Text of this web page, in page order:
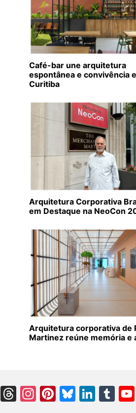
Café-bar une arquitetura
espontânea e convivência
Curitiba
Arquitetura Corporativa
em Destaque na NeoCon
Arquitetura corporativa de
Martinez reúne memória e
Facebook
Threads
Instagram
Pinterest
Bluesky